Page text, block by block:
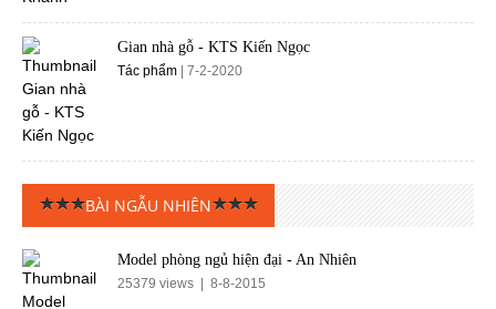
Gian nhà gỗ - KTS Kiến Ngọc
Tác phẩm | 7-2-2020
BÀI NGẪU NHIÊN
Model phòng ngủ hiện đại - An Nhiên
25379 views | 8-8-2015